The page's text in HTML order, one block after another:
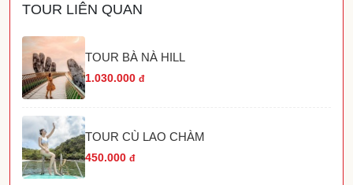
TOUR LIÊN QUAN
TOUR BÀ NÀ HILL
1.030.000 đ
TOUR CÙ LAO CHÀM
450.000 đ